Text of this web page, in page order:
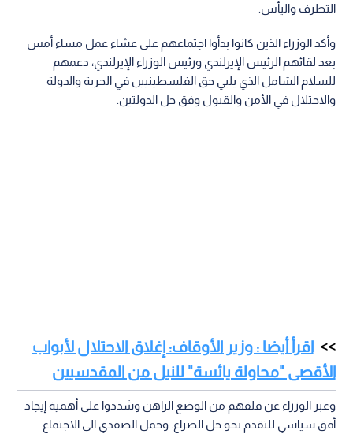
التطرف واليأس.
وأكد الوزراء الذين كانوا بدأوا اجتماعهم على عشاء عمل مساء أمس
بعد لقائهم الرئيس الإيرلندي ورئيس الوزراء الإيرلندي، دعمهم
للسلام الشامل الذي يلبي حق الفلسطينيين في الحرية والدولة
والاحتلال في الأمن والقبول وفق حل الدولتين.
اقرأ أيضا : وزير الأوقاف: إغلاق الاحتلال لأبواب
الأقصى "محاولة يائسة" للنيل من المقدسيين
وعبر الوزراء عن قلقهم من الوضع الراهن وشددوا على أهمية إيجاد
أفق سياسي للتقدم نحو حل الصراع. وحمل الصفدي الى الاجتماع